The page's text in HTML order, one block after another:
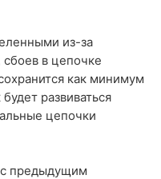
из-за
в цепочке
как минимум
развиваться
цепочки
с предыдущим